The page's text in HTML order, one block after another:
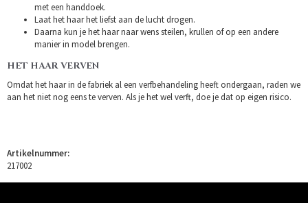
met een handdoek.
Laat het haar het liefst aan de lucht drogen.
Daarna kun je het haar naar wens steilen, krullen of op een andere
manier in model brengen.
HET HAAR VERVEN
Omdat het haar in de fabriek al een verfbehandeling heeft ondergaan, raden we
aan het niet nog eens te verven. Als je het wel verft, doe je dat op eigen risico.
Artikelnummer:
217002